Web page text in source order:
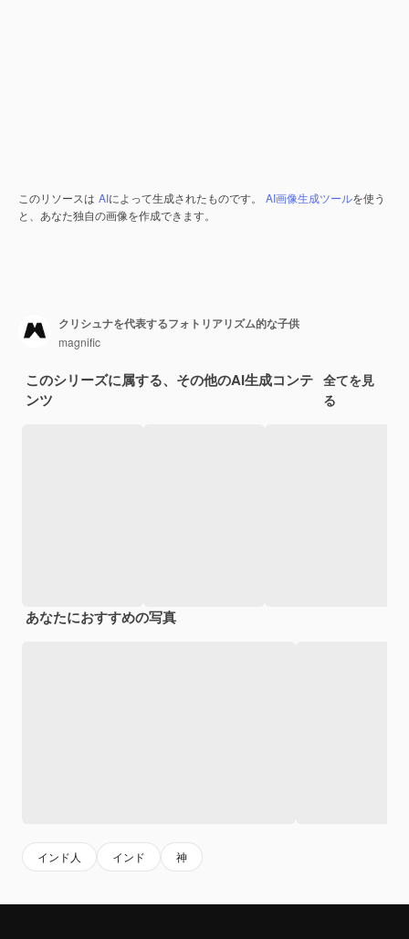
このリソースは AIによって生成されたものです。 AI画像生成ツールを使う
と、あなた独自の画像を作成できます。
クリシュナを代表するフォトリアリズム的な子供
magnific
このシリーズに属する、その他のAI生成コンテ
ンツ
全てを見
る
あなたにおすすめの写真
インド人 インド 神